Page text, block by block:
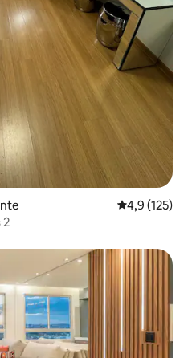
Note
4,9 (125)
2